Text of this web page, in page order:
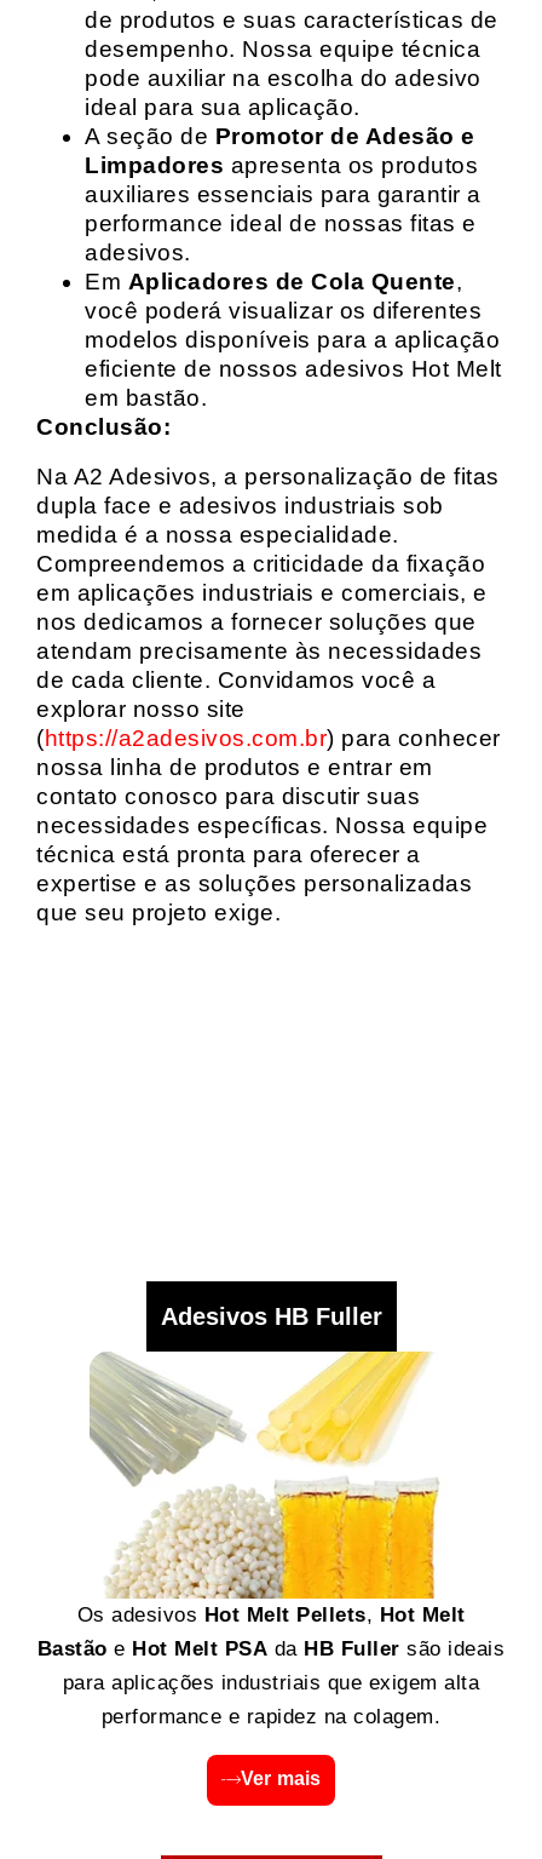
de produtos e suas características de
desempenho. Nossa equipe técnica
pode auxiliar na escolha do adesivo
ideal para sua aplicação.
A seção de Promotor de Adesão e
Limpadores apresenta os produtos
auxiliares essenciais para garantir a
performance ideal de nossas fitas e
adesivos.
Em Aplicadores de Cola Quente,
você poderá visualizar os diferentes
modelos disponíveis para a aplicação
eficiente de nossos adesivos Hot Melt
em bastão.
Conclusão:
Na A2 Adesivos, a personalização de fitas
dupla face e adesivos industriais sob
medida é a nossa especialidade.
Compreendemos a criticidade da fixação
em aplicações industriais e comerciais, e
nos dedicamos a fornecer soluções que
atendam precisamente às necessidades
de cada cliente. Convidamos você a
explorar nosso site
(https://a2adesivos.com.br) para conhecer
nossa linha de produtos e entrar em
contato conosco para discutir suas
necessidades específicas. Nossa equipe
técnica está pronta para oferecer a
expertise e as soluções personalizadas
que seu projeto exige.
Adesivos HB Fuller
Os adesivos Hot Melt Pellets, Hot Melt
Bastão e Hot Melt PSA da HB Fuller são ideais
para aplicações industriais que exigem alta
performance e rapidez na colagem.
Ver mais